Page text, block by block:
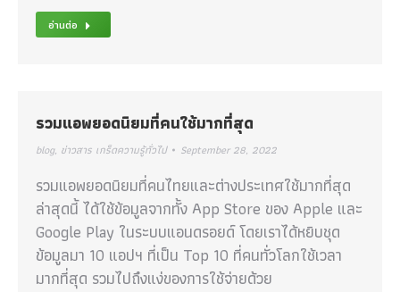
อ่านต่อ
รวมแอพยอดนิยมที่คนใช้มากที่สุด
blog, ข่าวสาร เกร็ดความรู้ทั่วไป September 28, 2022
รวมแอพยอดนิยมที่คนไทยและต่างประเทศใช้มากที่สุด
ล่าสุดนี้ ได้ใช้ข้อมูลจากทั้ง App Store ของ Apple และ
Google Play ในระบบแอนดรอยด์ โดยเราได้หยิบชุด
ข้อมูลมา 10 แอปฯ ที่เป็น Top 10 ที่คนทั่วโลกใช้เวลา
มากที่สุด รวมไปถึงแง่ของการใช้จ่ายด้วย